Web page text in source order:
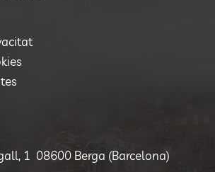
1 08600 Berga (Barcelona)